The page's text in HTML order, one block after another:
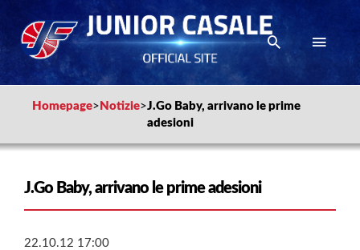
Homepage> Notizie>J.Go Baby, arrivano le prime
adesioni
J.Go Baby, arrivano le prime adesioni
22.10.12 17:00